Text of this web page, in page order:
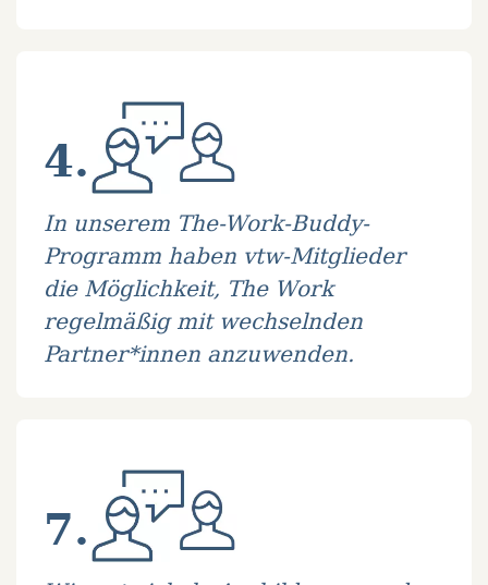
4.
In unserem The-Work-Buddy-
Programm haben vtw-Mitglieder
die Möglichkeit, The Work
regelmäßig mit wechselnden
Partner*innen anzuwenden.
7.